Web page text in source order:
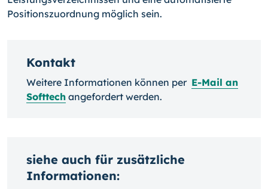
Positionszuordnung möglich sein.
Kontakt
Weitere Informationen können per E-Mail an
Softtech angefordert werden.
siehe auch für zusätzliche
Informationen: